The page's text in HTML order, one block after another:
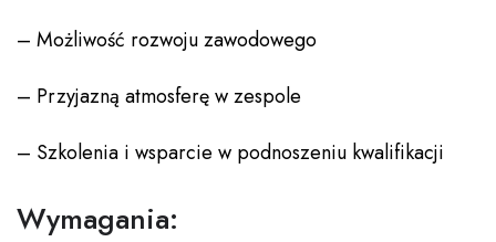
– Możliwość rozwoju zawodowego
– Przyjazną atmosferę w zespole
– Szkolenia i wsparcie w podnoszeniu kwalifikacji
Wymagania: